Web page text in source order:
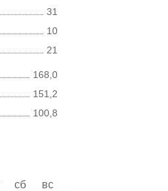
31
10
21
168,0
151,2
100,8
сб
вс